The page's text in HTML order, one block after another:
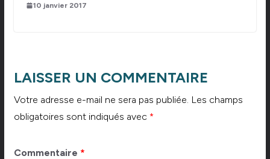
10 janvier 2017
LAISSER UN COMMENTAIRE
Votre adresse e-mail ne sera pas publiée. Les champs
obligatoires sont indiqués avec *
Commentaire *